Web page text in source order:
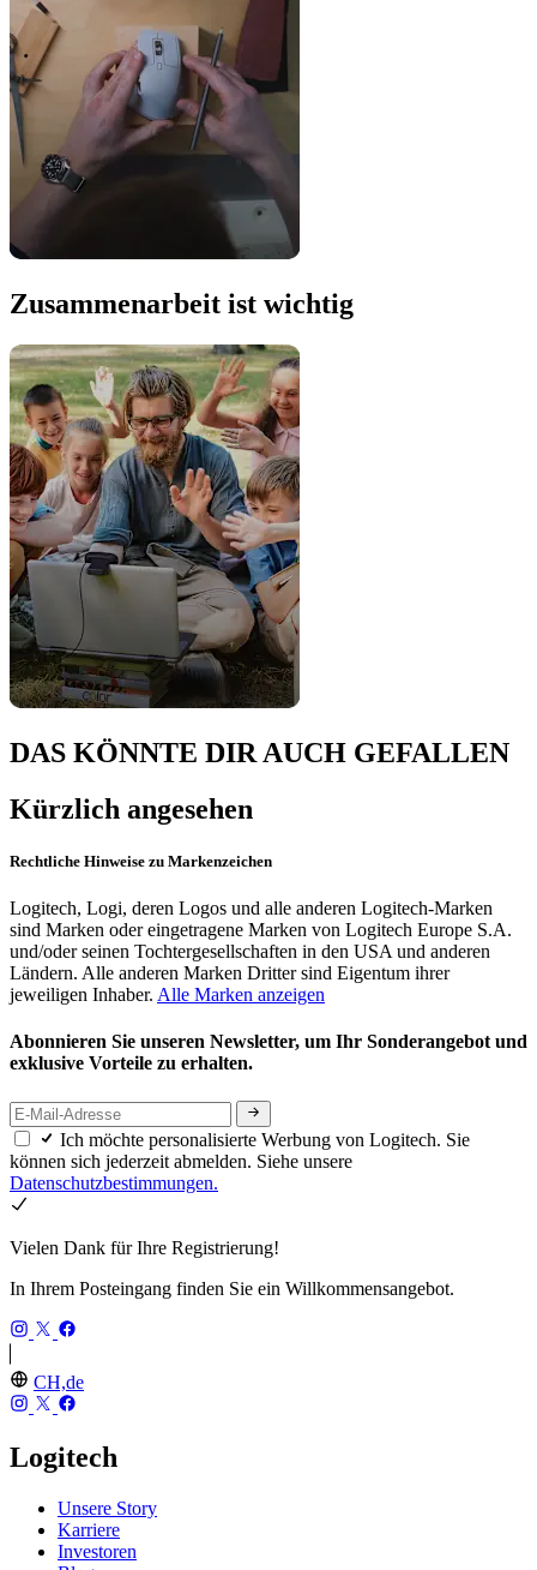
Zusammenarbeit ist wichtig
DAS KÖNNTE DIR AUCH GEFALLEN
Kürzlich angesehen
Rechtliche Hinweise zu Markenzeichen
Logitech, Logi, deren Logos und alle anderen Logitech-Marken
sind Marken oder eingetragene Marken von Logitech Europe S.A.
und/oder seinen Tochtergesellschaften in den USA und anderen
Ländern. Alle anderen Marken Dritter sind Eigentum ihrer
jeweiligen Inhaber. Alle Marken anzeigen
Abonnieren Sie unseren Newsletter, um Ihr Sonderangebot und
exklusive Vorteile zu erhalten.
Ich möchte personalisierte Werbung von Logitech. Sie
können sich jederzeit abmelden. Siehe unsere
Datenschutzbestimmungen.
Vielen Dank für Ihre Registrierung!
In Ihrem Posteingang finden Sie ein Willkommensangebot.
CH,de
Logitech
Unsere Story
Karriere
Investoren